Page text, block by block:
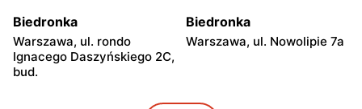
Biedronka
Warszawa, ul. rondo
Ignacego Daszyńskiego 2C,
bud.
Biedronka
Warszawa, ul. Nowolipie 7a
Biedronka